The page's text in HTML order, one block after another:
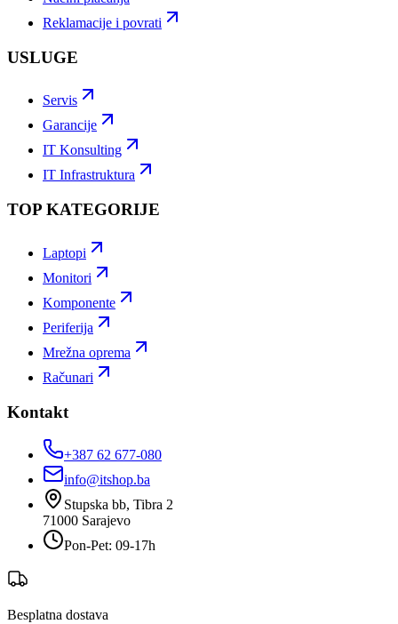
Reklamacije i povrati
USLUGE
Servis
Garancije
IT Konsulting
IT Infrastruktura
TOP KATEGORIJE
Laptopi
Monitori
Komponente
Periferija
Mrežna oprema
Računari
Kontakt
+387 62 677-080
info@itshop.ba
Stupska bb, Tibra 2
71000 Sarajevo
Pon-Pet: 09-17h
Besplatna dostava